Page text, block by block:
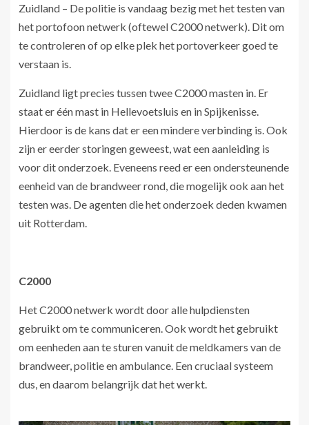
Zuidland – De politie is vandaag bezig met het testen van
het portofoon netwerk (oftewel C2000 netwerk). Dit om
te controleren of op elke plek het portoverkeer goed te
verstaan is.
Zuidland ligt precies tussen twee C2000 masten in. Er
staat er één mast in Hellevoetsluis en in Spijkenisse.
Hierdoor is de kans dat er een mindere verbinding is. Ook
zijn er eerder storingen geweest, wat een aanleiding is
voor dit onderzoek. Eveneens reed er een ondersteunende
eenheid van de brandweer rond, die mogelijk ook aan het
testen was. De agenten die het onderzoek deden kwamen
uit Rotterdam.
C2000
Het C2000 netwerk wordt door alle hulpdiensten
gebruikt om te communiceren. Ook wordt het gebruikt
om eenheden aan te sturen vanuit de meldkamers van de
brandweer, politie en ambulance. Een cruciaal systeem
dus, en daarom belangrijk dat het werkt.